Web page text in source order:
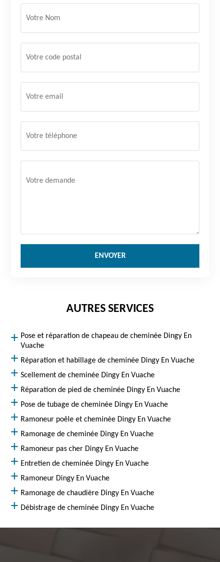
AUTRES SERVICES
Pose et réparation de chapeau de cheminée Dingy En
Vuache
Réparation et habillage de cheminée Dingy En Vuache
Scellement de cheminée Dingy En Vuache
Réparation de pied de cheminée Dingy En Vuache
Pose de tubage de cheminée Dingy En Vuache
Ramoneur poêle et cheminée Dingy En Vuache
Ramonage de cheminée Dingy En Vuache
Ramoneur pas cher Dingy En Vuache
Entretien de cheminée Dingy En Vuache
Ramoneur Dingy En Vuache
Ramonage de chaudière Dingy En Vuache
Débistrage de cheminée Dingy En Vuache